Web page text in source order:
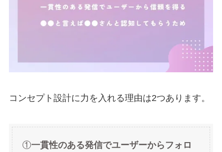
コンセプト設計に力を入れる理由は2つあります。
①一貫性のある発信でユーザーからフォロ